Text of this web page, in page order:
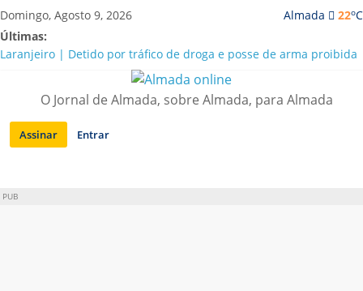
Saltar
para
conteúdo
Almada 22oC
Domingo, Agosto 9, 2026
Últimas:
Laranjeiro | Detido por tráfico de droga e posse de arma proibida
A “crise” da água em Almada: ilações e ensinamentos necessários
Costa da Caparica | Polícia Marítima e ASAE detectam
irregularidades em habitações e restaurantes
APA diz que falta de água em Almada “foi um problema de má
O Jornal de Almada, sobre Almada, para Almada
Assinar Entrar
PUB